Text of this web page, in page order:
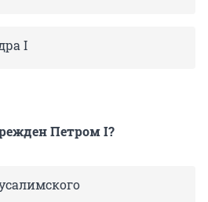
I
Петром I?